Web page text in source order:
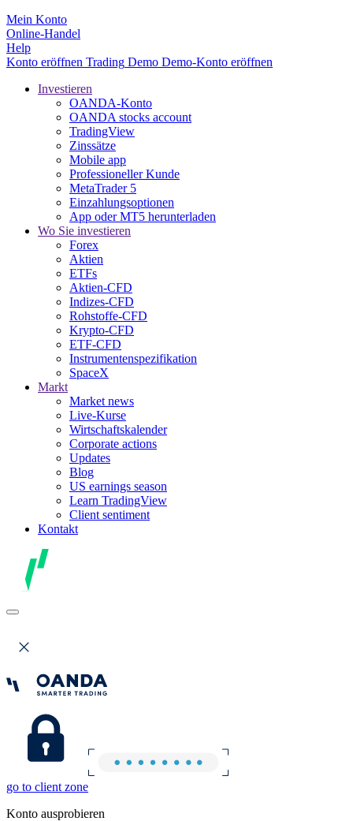
Mein Konto
Online-Handel
Help
Konto eröffnen Trading Demo Demo-Konto eröffnen
Investieren
OANDA-Konto
OANDA stocks account
TradingView
Zinssätze
Mobile app
Professioneller Kunde
MetaTrader 5
Einzahlungsoptionen
App oder MT5 herunterladen
Wo Sie investieren
Forex
Aktien
ETFs
Aktien-CFD
Indizes-CFD
Rohstoffe-CFD
Krypto-CFD
ETF-CFD
Instrumentenspezifikation
SpaceX
Markt
Market news
Live-Kurse
Wirtschaftskalender
Corporate actions
Updates
Blog
US earnings season
Learn TradingView
Client sentiment
Kontakt
go to client zone
Konto ausprobieren